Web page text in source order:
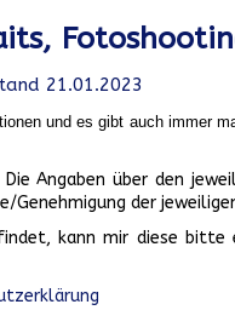
21.01.2023
und es gibt auch immer
Angaben über den
Genehmigung der
kann mir diese